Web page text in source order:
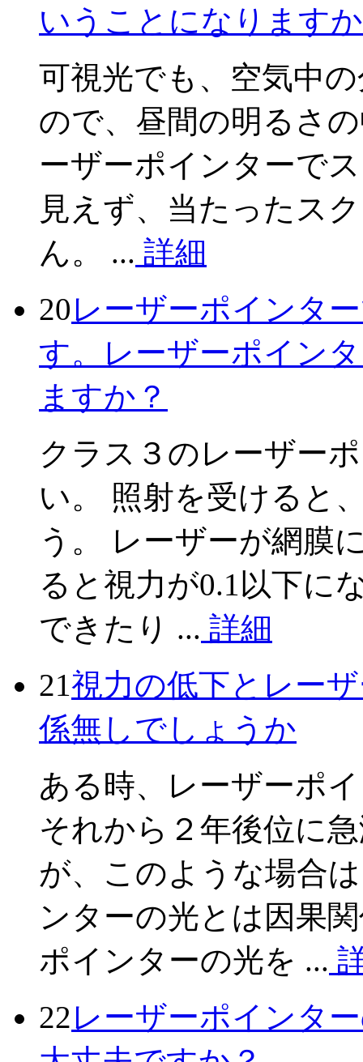
いうことになります
可視光でも、空気中
ので、昼間の明るさ
ーザーポインターで
見えず、当たったス
ん。 ... 詳細
20レーザーポインタ
す。レーザーポイン
ますか？
クラス３のレーザー
い。 照射を受けると
う。 レーザーが網膜
ると視力が0.1以下に
できたり ... 詳細
21視力の低下とレー
係無しでしょうか
ある時、レーザーポ
それから２年後位に
が、このような場合
ンターの光とは因果
ポインターの光を ...
22レーザーポインタ